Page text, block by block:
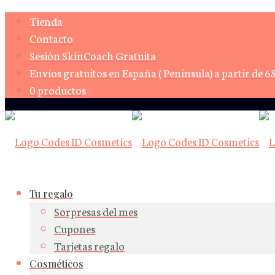
Tienda
Contacto
Sesión SkinCoach Gratuita
Envíos gratuitos en España ( Península) a partir de
0 productos
Tu regalo
Sorpresas del mes
Cupones
Tarjetas regalo
Cosméticos